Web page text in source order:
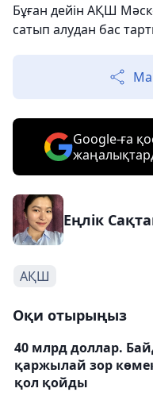
Бұған дейін АҚШ
сатып алудан бас
Google-ға
Еңлік
АҚШ
Оқи отырыңыз
40 млрд доллар.
қаржылай зор
қол қойды